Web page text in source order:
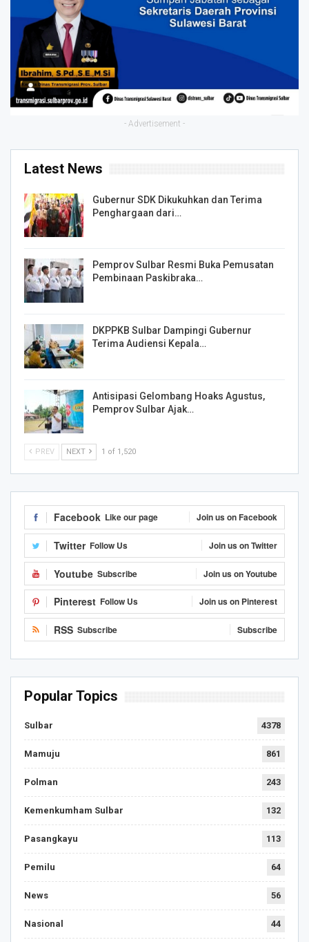
- Advertisement -
Latest News
Gubernur SDK Dikukuhkan dan Terima
Penghargaan dari…
Pemprov Sulbar Resmi Buka Pemusatan
Pembinaan Paskibraka…
DKPPKB Sulbar Dampingi Gubernur
Terima Audiensi Kepala…
Antisipasi Gelombang Hoaks Agustus,
Pemprov Sulbar Ajak…
PREV NEXT 1 of 1,520
Facebook Like our page Join us on Facebook
Twitter Follow Us Join us on Twitter
Youtube Subscribe Join us on Youtube
Pinterest Follow Us Join us on Pinterest
RSS Subscribe Subscribe
Popular Topics
Sulbar 4378
Mamuju 861
Polman 243
Kemenkumham Sulbar 132
Pasangkayu 113
Pemilu 64
News 56
Nasional 44